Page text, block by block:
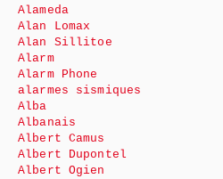
Alameda
Alan Lomax
Alan Sillitoe
Alarm
Alarm Phone
alarmes sismiques
Alba
Albanais
Albert Camus
Albert Dupontel
Albert Ogien